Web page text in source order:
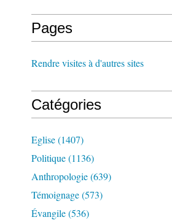
Pages
Rendre visites à d'autres sites
Catégories
Eglise(1407)
Politique(1136)
Anthropologie(639)
Témoignage(573)
Évangile(536)